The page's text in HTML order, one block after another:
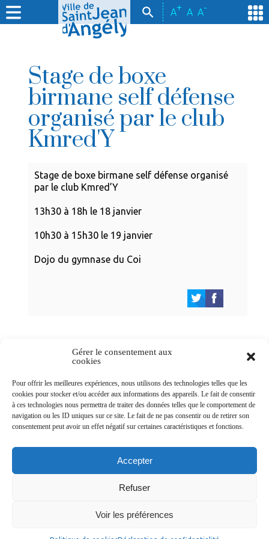
Gérer le consentement aux
cookies
Pour offrir les meilleures expériences, nous utilisons des technologies telles que les
cookies pour stocker et/ou accéder aux informations des appareils. Le fait de consentir
à ces technologies nous permettra de traiter des données telles que le comportement de
navigation ou les ID uniques sur ce site. Le fait de ne pas consentir ou de retirer son
consentement peut avoir un effet négatif sur certaines caractéristiques et fonctions.
Accepter
Refuser
Voir les préférences
A+ A A-
Stage de boxe
birmane self défense
organisé par le club
Kmred'Y
Stage de boxe birmane self défense organisé
par le club Kmred’Y
13h30 à 18h le 18 janvier
10h30 à 15h30 le 19 janvier
Dojo du gymnase du Coi
Newsletters
Abonnez-vous à la newsletter
>
© Ville de Saint-Jean-d'Angély 2026
Découvrir la ville